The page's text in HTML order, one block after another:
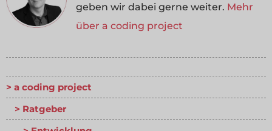
geben wir dabei gerne weiter. Mehr
über a coding project
a coding project
Ratgeber